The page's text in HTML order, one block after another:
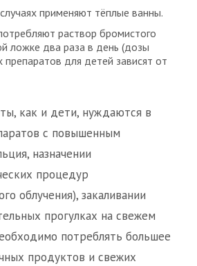
применяют тёплые ванны.
раствор бромистого
ложке два раза в день (дозы
препаратов для детей зависят от
как и дети, нуждаются в
с повышенным
назначении
процедур
облучения), закаливании
прогулках на свежем
потреблять большее
продуктов и свежих